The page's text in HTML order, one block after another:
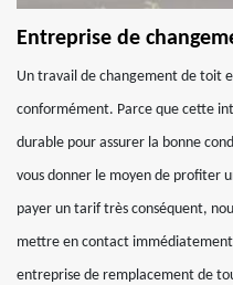
Entreprise de
Un travail de changement de toit
conformément. Parce que cette
durable pour assurer la bonne
vous donner le moyen de profiter
payer un tarif très conséquent,
mettre en contact
entreprise de remplacement de